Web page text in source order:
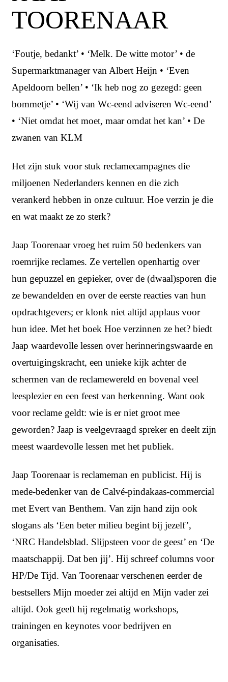
TOORENAAR
‘Foutje, bedankt’ • ‘Melk. De witte motor’ • de
Supermarktmanager van Albert Heijn • ‘Even
Apeldoorn bellen’ • ‘Ik heb nog zo gezegd: geen
bommetje’ • ‘Wij van Wc-eend adviseren Wc-eend’
• ‘Niet omdat het moet, maar omdat het kan’ • De
zwanen van KLM
Het zijn stuk voor stuk reclamecampagnes die
miljoenen Nederlanders kennen en die zich
verankerd hebben in onze cultuur. Hoe verzin je die
en wat maakt ze zo sterk?
Jaap Toorenaar vroeg het ruim 50 bedenkers van
roemrijke reclames. Ze vertellen openhartig over
hun gepuzzel en gepieker, over de (dwaal)sporen die
ze bewandelden en over de eerste reacties van hun
opdrachtgevers; er klonk niet altijd applaus voor
hun idee. Met het boek Hoe verzinnen ze het? biedt
Jaap waardevolle lessen over herinneringswaarde en
overtuigingskracht, een unieke kijk achter de
schermen van de reclamewereld en bovenal veel
leesplezier en een feest van herkenning. Want ook
voor reclame geldt: wie is er niet groot mee
geworden? Jaap is veelgevraagd spreker en deelt zijn
meest waardevolle lessen met het publiek.
Jaap Toorenaar is reclameman en publicist. Hij is
mede-bedenker van de Calvé-pindakaas-commercial
met Evert van Benthem. Van zijn hand zijn ook
slogans als ‘Een beter milieu begint bij jezelf’,
‘NRC Handelsblad. Slijpsteen voor de geest’ en ‘De
maatschappij. Dat ben jij’. Hij schreef columns voor
HP/De Tijd. Van Toorenaar verschenen eerder de
bestsellers Mijn moeder zei altijd en Mijn vader zei
altijd. Ook geeft hij regelmatig workshops,
trainingen en keynotes voor bedrijven en
organisaties.